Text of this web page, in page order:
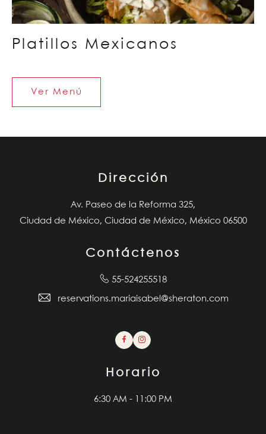
Platillos Mexicanos
Ver Menú
Ver
Menú
Dirección
Av. Paseo de la Reforma 325,
Ciudad de México, Ciudad de México, México 06500
Contáctenos
55-524255518
reservations.mariaisabel@sheraton.com
FacebookInstagram
Horario
6:30 AM - 11:00 PM